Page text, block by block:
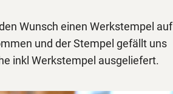
Wunsch einen Werkstempel auf
und der Stempel gefällt uns
inkl Werkstempel ausgeliefert.